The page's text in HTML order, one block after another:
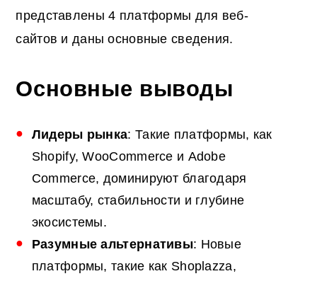
представлены 4 платформы для веб-
сайтов и даны основные сведения.
Основные выводы
Лидеры рынка: Такие платформы, как
Shopify, WooCommerce и Adobe
Commerce, доминируют благодаря
масштабу, стабильности и глубине
экосистемы.
Разумные альтернативы: Новые
платформы, такие как Shoplazza,